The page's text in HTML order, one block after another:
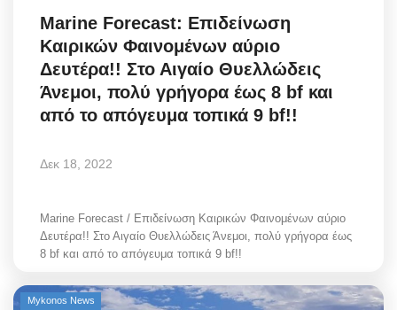
Marine Forecast: Επιδείνωση
Καιρικών Φαινομένων αύριο
Δευτέρα!! Στο Αιγαίο Θυελλώδεις
Άνεμοι, πολύ γρήγορα έως 8 bf και
από το απόγευμα τοπικά 9 bf!!
Δεκ 18, 2022
Marine Forecast / Επιδείνωση Καιρικών Φαινομένων αύριο
Δευτέρα!! Στο Αιγαίο Θυελλώδεις Άνεμοι, πολύ γρήγορα έως
8 bf και από το απόγευμα τοπικά 9 bf!!
Mykonos News